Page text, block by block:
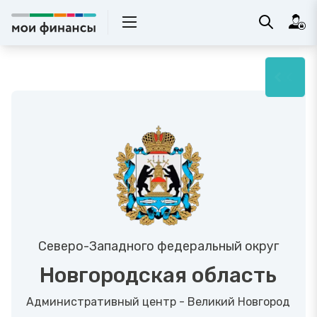
Северо-Западного федеральный округ
Новгородская область
Административный центр - Великий Новгород